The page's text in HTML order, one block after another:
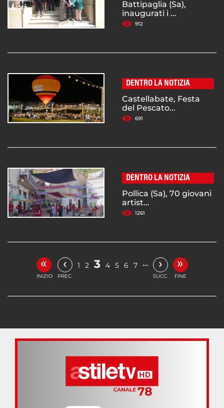
Battipaglia (Sa),
inaugurati i ...
912
DENTRO LA NOTIZIA
Castellabate, Festa
del Pescato...
691
DENTRO LA NOTIZIA
Pollica (Sa), 70 giovani
artist...
1261
«
INIZIO
‹
PREC.
1 2 3 4 5 6 7 … ›
SUCC.
»
FINE